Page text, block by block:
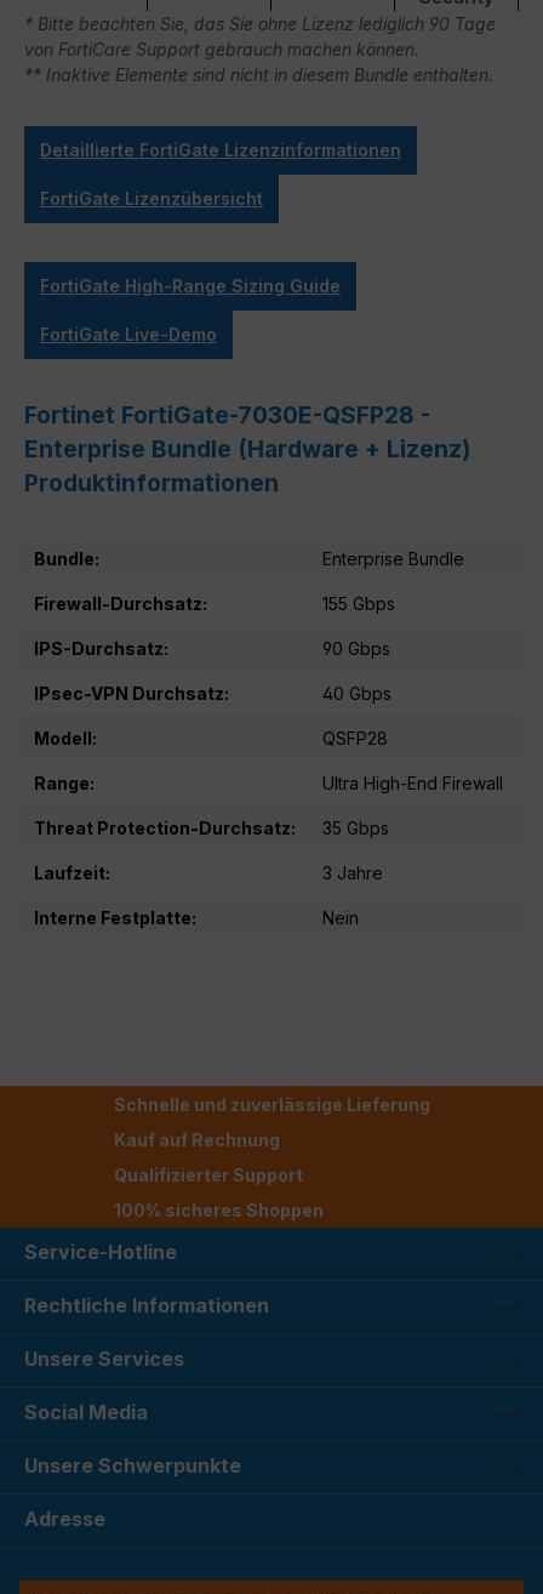
* Bitte beachten Sie, das Sie ohne Lizenz lediglich 90 Tage
von FortiCare Support gebrauch machen können.
** Inaktive Elemente sind nicht in diesem Bundle enthalten.
Detaillierte FortiGate Lizenzinformationen
FortiGate Lizenzübersicht
FortiGate High-Range Sizing Guide
FortiGate Live-Demo
Fortinet FortiGate-7030E-QSFP28 -
Enterprise Bundle (Hardware + Lizenz)
Produktinformationen
Bundle: Enterprise Bundle
Firewall-Durchsatz: 155 Gbps
IPS-Durchsatz: 90 Gbps
IPsec-VPN Durchsatz: 40 Gbps
Modell: QSFP28
Range: Ultra High-End Firewall
Threat Protection-Durchsatz: 35 Gbps
Laufzeit: 3 Jahre
Interne Festplatte: Nein
Schnelle und zuverlässige Lieferung
Kauf auf Rechnung
Qualifizierter Support
100% sicheres Shoppen
Service-Hotline
Rechtliche Informationen
Unsere Services
Social Media
Unsere Schwerpunkte
Adresse